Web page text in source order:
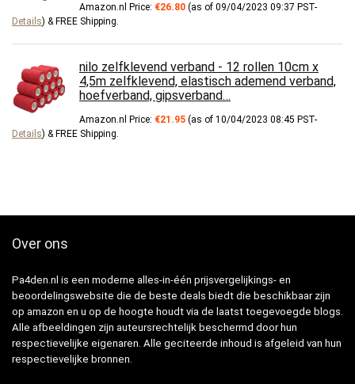
Amazon.nl Price: €26.80 (as of 09/04/2023 09:37 PST-
Details) & FREE Shipping
nilo zelfklevend verband - 12 rollen 10cm x
4,5m zelfklevend, elastisch ademend verband,
hoefverband, gipsverband…
Amazon.nl Price: €21.95 (as of 10/04/2023 08:45 PST-
Details) & FREE Shipping
Over ons
Pa4den.nl is een moderne alles-in-één prijsvergelijkings- en
beoordelingswebsite die de beste deals biedt die beschikbaar zijn
op amazon en u op de hoogte houdt via de laatst toegevoegde blogs.
Alle afbeeldingen zijn auteursrechtelijk beschermd door hun
respectievelijke eigenaren. Alle geciteerde inhoud is afgeleid van hun
respectievelijke bronnen.